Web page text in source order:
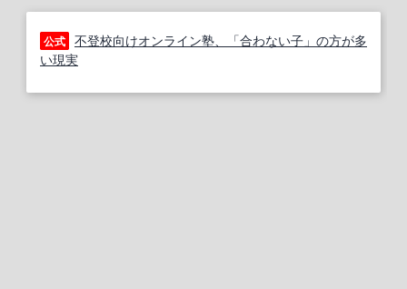
公式 不登校向けオンライン塾、「合わない子」の方が多
い現実